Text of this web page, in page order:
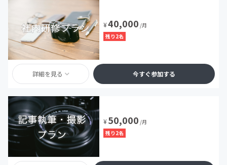
¥40,000 /月
残り2名
詳細を見る 今すぐ参加する
¥50,000 /月
残り2名